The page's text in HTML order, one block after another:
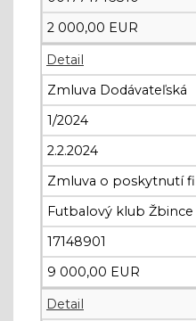
2 000,00 EUR
Detail
Zmluva Dodávateľská
1/2024
2.2.2024
Zmluva o poskytnutí
Futbalový klub Žbince
17148901
9 000,00 EUR
Detail